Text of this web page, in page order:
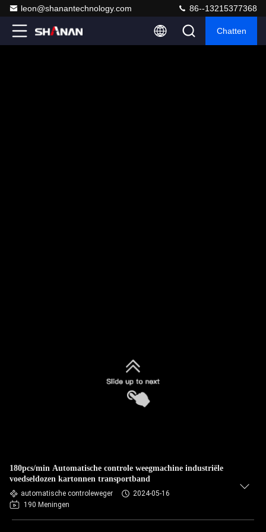
leon@shanantechnology.com 86--13215377368
Chatten
180pcs/min Automatische controle weegmachine industriële
voedseldozen kartonnen transportband
automatische controleweger
2024-05-16
190 Meningen